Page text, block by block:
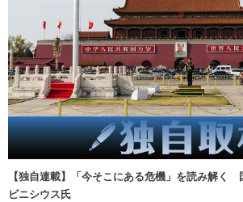
【独自連載】「今そこにある危機」を読み解く
ビニシウス氏